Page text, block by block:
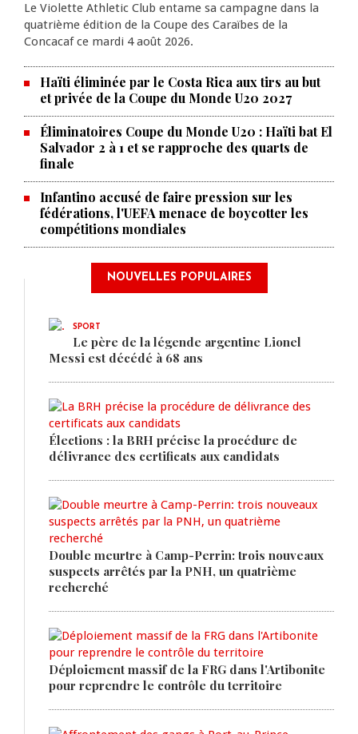
Le Violette Athletic Club entame sa campagne dans la
quatrième édition de la Coupe des Caraïbes de la
Concacaf ce mardi 4 août 2026.
Haïti éliminée par le Costa Rica aux tirs au but
et privée de la Coupe du Monde U20 2027
Éliminatoires Coupe du Monde U20 : Haïti bat El
Salvador 2 à 1 et se rapproche des quarts de
finale
Infantino accusé de faire pression sur les
fédérations, l'UEFA menace de boycotter les
compétitions mondiales
NOUVELLES POPULAIRES
SPORT
Le père de la légende argentine Lionel
Messi est décédé à 68 ans
Élections : la BRH précise la procédure de
délivrance des certificats aux candidats
Double meurtre à Camp-Perrin: trois nouveaux
suspects arrêtés par la PNH, un quatrième
recherché
Déploiement massif de la FRG dans l'Artibonite
pour reprendre le contrôle du territoire